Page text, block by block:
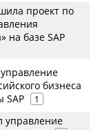
проект по
на базе SAP
бизнеса
SAP
1
управление